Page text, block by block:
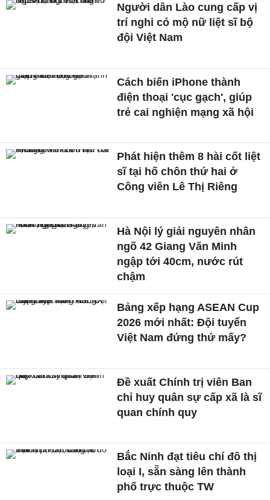
Người dân Lào cung cấp vị
trí nghi có mộ nữ liệt sĩ bộ
đội Việt Nam
Cách biến iPhone thành
điện thoại 'cục gạch', giúp
trẻ cai nghiện mạng xã hội
Phát hiện thêm 8 hài cốt liệt
sĩ tại hố chôn thứ hai ở
Công viên Lê Thị Riêng
Hà Nội lý giải nguyên nhân
ngõ 42 Giang Văn Minh
ngập tới 40cm, nước rút
chậm
Bảng xếp hạng ASEAN Cup
2026 mới nhất: Đội tuyển
Việt Nam đứng thứ mấy?
Đề xuất Chính trị viên Ban
chỉ huy quân sự cấp xã là sĩ
quan chính quy
Bắc Ninh đạt tiêu chí đô thị
loại I, sẵn sàng lên thành
phố trực thuộc TW